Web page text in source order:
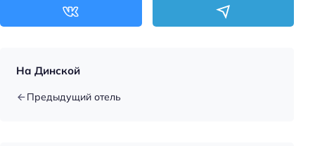
Детская кровать (2-3 года): платно
Детский стульчик
Детский манеж
На Динской
Предыдущий отель